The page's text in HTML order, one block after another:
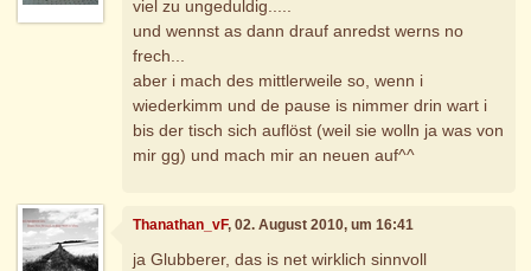
viel zu ungeduldig.....
und wennst as dann drauf anredst werns no
frech...
aber i mach des mittlerweile so, wenn i
wiederkimm und de pause is nimmer drin wart i
bis der tisch sich auflöst (weil sie wolln ja was von
mir gg) und mach mir an neuen auf^^
Thanathan_vF, 02. August 2010, um 16:41
ja Glubberer, das is net wirklich sinnvoll